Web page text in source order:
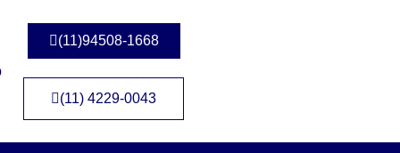
(11)94508-1668
(11) 4229-0043